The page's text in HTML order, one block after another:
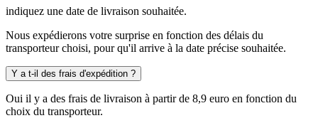
indiquez une date de livraison souhaitée.
Nous expédierons votre surprise en fonction des délais du
transporteur choisi, pour qu'il arrive à la date précise souhaitée.
Y a t-il des frais d'expédition ?
Oui il y a des frais de livraison à partir de 8,9 euro en fonction du
choix du transporteur.